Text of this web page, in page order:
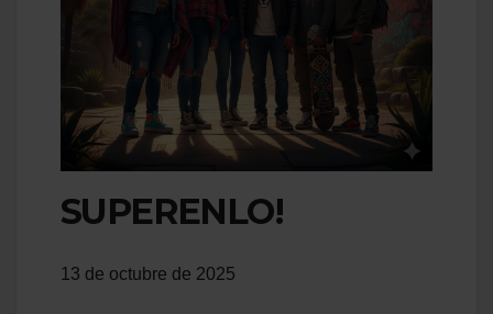
SUPERENLO!
13 de octubre de 2025